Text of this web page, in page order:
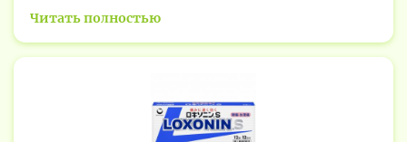
Читать полностью